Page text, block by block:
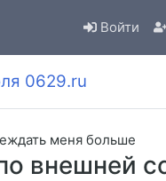
Войти
0629.ru
внешней
меня больше